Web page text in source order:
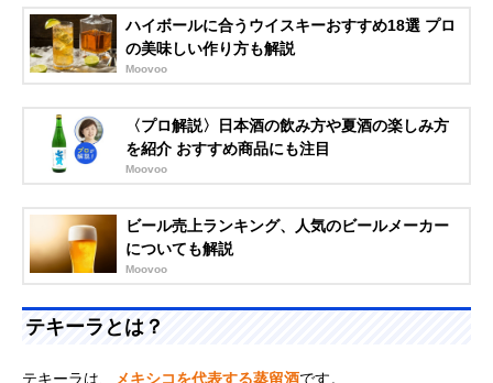
ハイボールに合うウイスキーおすすめ18選 プロ
の美味しい作り方も解説
Moovoo
〈プロ解説〉日本酒の飲み方や夏酒の楽しみ方
を紹介 おすすめ商品にも注目
Moovoo
ビール売上ランキング、人気のビールメーカー
についても解説
Moovoo
テキーラとは？
テキーラは、 メキシコを代表する蒸留酒です。